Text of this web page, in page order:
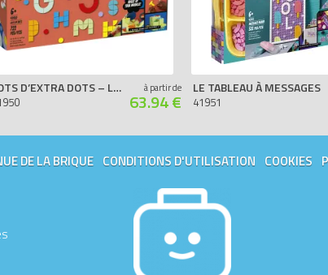
LOTS D’EXTRA DOTS – LETTRES à partir de
63.94 €
LE TABLEAU À MESSAGES
41951
DE LA BRIQUE CONDITIONS D'UTILISATION COOKIES